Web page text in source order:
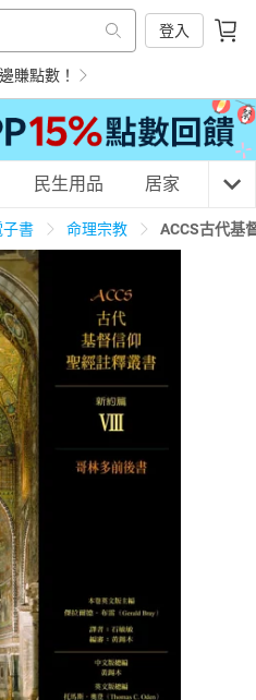
登入
賺點數！
養生保健
運動休閒 親子玩具
化妝保養
民生用品 居家 3C
子書 命理宗教 ACCS古代基